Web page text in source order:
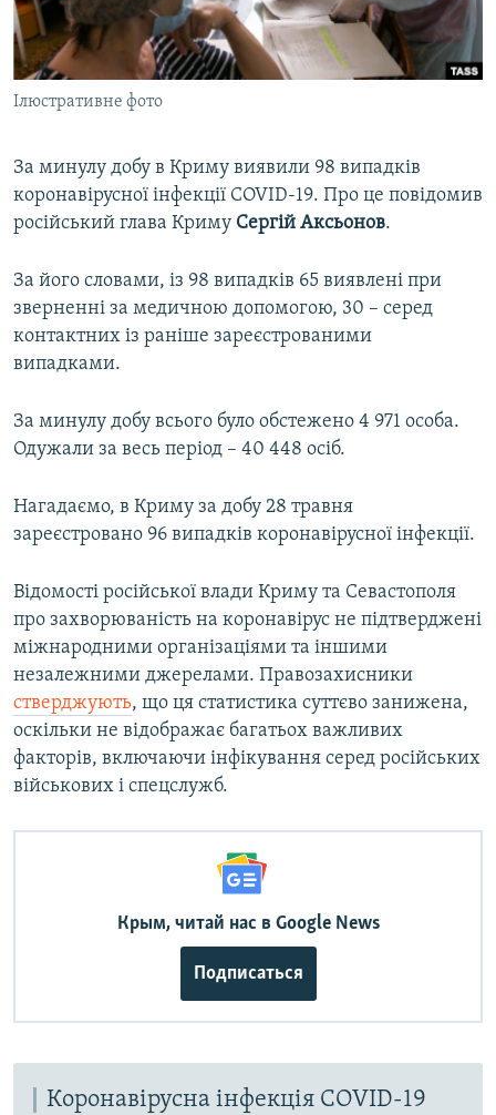
ВІДЕОУРОКИ «ELIFBE»
СВІДЧЕННЯ ОКУПАЦІЇ
УКРАЇНСЬКА ПРОБЛЕМА КРИМУ
Русский
Qırımtatar
Ілюстративне фото
За минулу добу в Криму виявили 98 випадків
коронавірусної інфекції COVID-19. Про це повідомив
російський глава Криму Сергій Аксьонов.
За його словами, із 98 випадків 65 виявлені при
зверненні за медичною допомогою, 30 – серед
контактних із раніше зареєстрованими
випадками.
За минулу добу всього було обстежено 4 971 особа.
Одужали за весь період – 40 448 осіб.
Нагадаємо, в Криму за добу 28 травня
зареєстровано 96 випадків коронавірусної інфекції.
Відомості російської влади Криму та Севастополя
про захворюваність на коронавірус не підтверджені
міжнародними організаціями та іншими
незалежними джерелами. Правозахисники
стверджують, що ця статистика суттєво занижена,
оскільки не відображає багатьох важливих
факторів, включаючи інфікування серед російських
військових і спецслужб.
Крым, читай нас в Google News
Подписаться
Коронавірусна інфекція COVID-19